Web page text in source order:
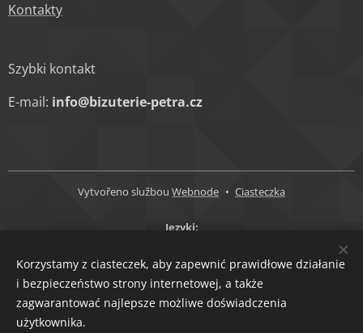
Kontakty
Szybki kontakt
E-mail: info@bizuterie-petra.cz
Vytvořeno službou Webnode Ciasteczka
Języki
Waluty
CZK Kč
EUR €
Korzystamy z ciasteczek, aby zapewnić prawidłowe działanie
i bezpieczeństwo strony internetowej, a także
zagwarantować najlepsze możliwe doświadczenia
użytkownika.